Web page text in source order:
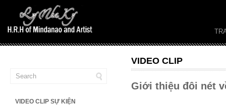
VIDEO CLIP SỰ KIỆN
VIDEO CLIP
Giới thiệu đôi nét